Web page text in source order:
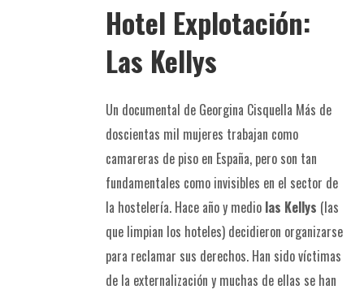
Hotel Explotación:
Las Kellys
Un documental de Georgina Cisquella Más de
doscientas mil mujeres trabajan como
camareras de piso en España, pero son tan
fundamentales como invisibles en el sector de
la hostelería. Hace año y medio las Kellys (las
que limpian los hoteles) decidieron organizarse
para reclamar sus derechos. Han sido víctimas
de la externalización y muchas de ellas se han